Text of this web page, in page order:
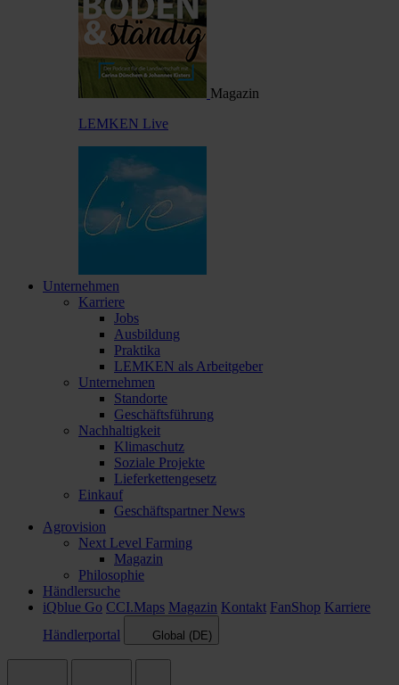
Magazin
LEMKEN Live
Unternehmen
Karriere
Jobs
Ausbildung
Praktika
LEMKEN als Arbeitgeber
Unternehmen
Standorte
Geschäftsführung
Nachhaltigkeit
Klimaschutz
Soziale Projekte
Lieferkettengesetz
Einkauf
Geschäftspartner News
Agrovision
Next Level Farming
Magazin
Philosophie
Händlersuche
iQblue Go CCI.Maps Magazin Kontakt FanShop Karriere
Händlerportal
Global (DE)